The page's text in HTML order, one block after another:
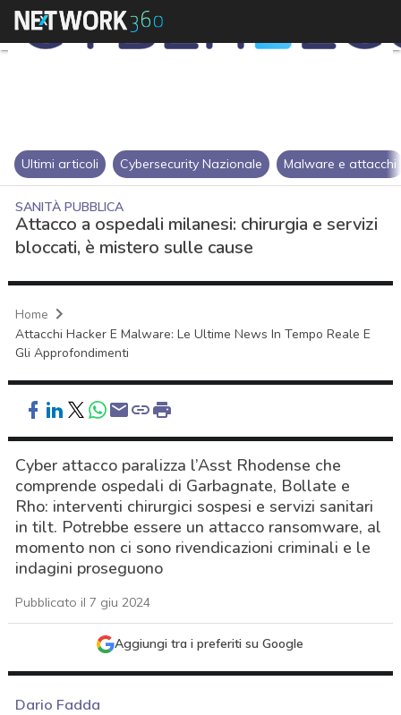
Ultimi articoli Cybersecurity Nazionale Malware e attacchi
SANITÀ PUBBLICA
Attacco a ospedali milanesi: chirurgia e servizi
bloccati, è mistero sulle cause
Home
Attacchi Hacker E Malware: Le Ultime News In Tempo Reale E
Gli Approfondimenti
Cyber attacco paralizza l’Asst Rhodense che
comprende ospedali di Garbagnate, Bollate e
Rho: interventi chirurgici sospesi e servizi sanitari
in tilt. Potrebbe essere un attacco ransomware, al
momento non ci sono rivendicazioni criminali e le
indagini proseguono
Pubblicato il 7 giu 2024
Aggiungi tra i preferiti su Google
Dario Fadda